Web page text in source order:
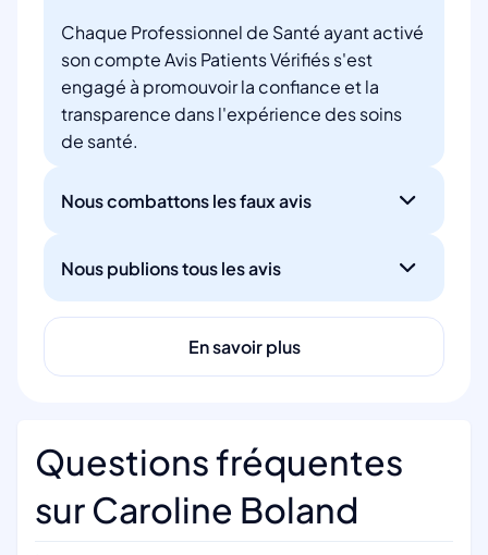
Chaque Professionnel de Santé ayant activé
son compte Avis Patients Vérifiés s'est
engagé à promouvoir la confiance et la
transparence dans l'expérience des soins
de santé.
Nous combattons les faux avis
Nous publions tous les avis
En savoir plus
Questions fréquentes
sur Caroline Boland